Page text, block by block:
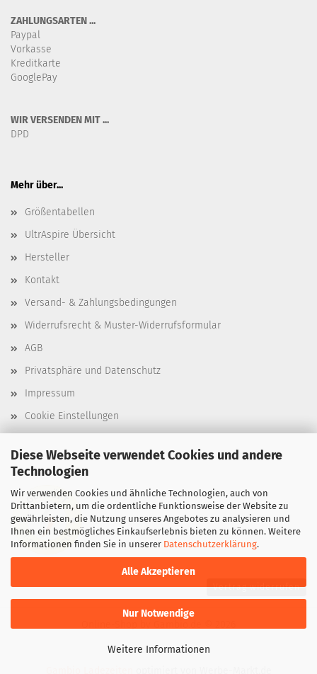
Diese Webseite verwendet Cookies und andere
Technologien
Wir verwenden Cookies und ähnliche Technologien, auch von
Drittanbietern, um die ordentliche Funktionsweise der Website zu
gewährleisten, die Nutzung unseres Angebotes zu analysieren und
Ihnen ein bestmögliches Einkaufserlebnis bieten zu können. Weitere
Informationen finden Sie in unserer Datenschutzerklärung.
Alle Akzeptieren
Nur Notwendige
Weitere Informationen
ZAHLUNGSARTEN ...
Paypal
Vorkasse
Kreditkarte
GooglePay
WIR VERSENDEN MIT ...
DPD
Mehr über...
Größentabellen
UltrAspire Übersicht
Hersteller
Kontakt
Versand- & Zahlungsbedingungen
Widerrufsrecht & Muster-Widerrufsformular
AGB
Privatsphäre und Datenschutz
Impressum
Cookie Einstellungen
Vertrag widerrufen